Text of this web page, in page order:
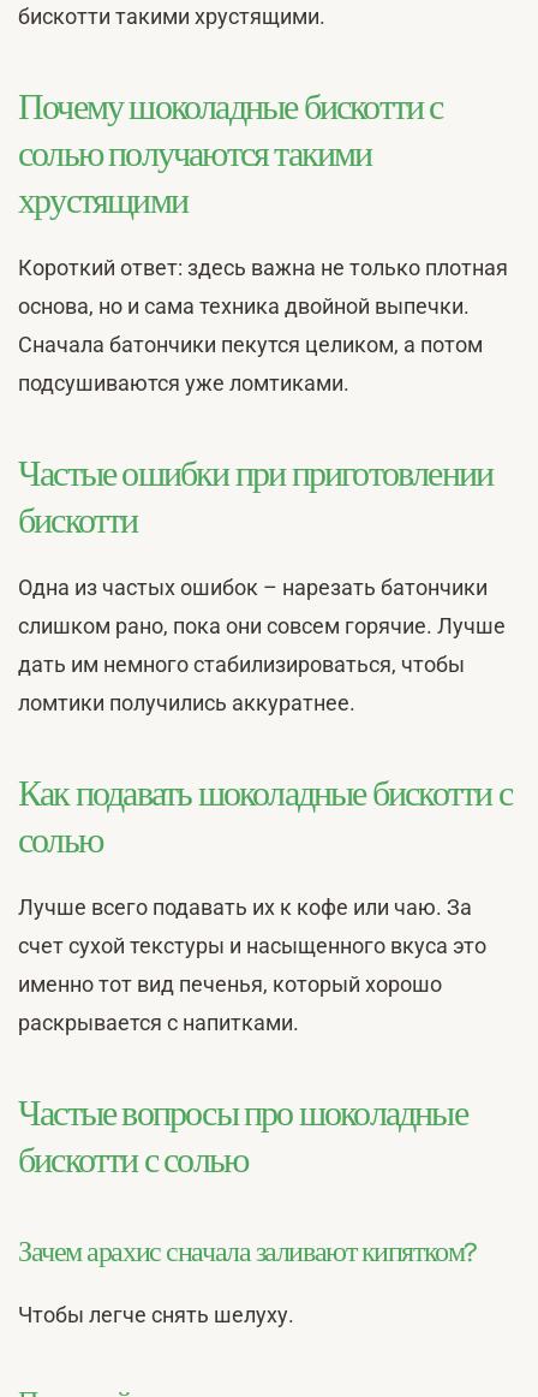
бискотти такими хрустящими.
Почему шоколадные бискотти с
солью получаются такими
хрустящими
Короткий ответ: здесь важна не только плотная
основа, но и сама техника двойной выпечки.
Сначала батончики пекутся целиком, а потом
подсушиваются уже ломтиками.
Частые ошибки при приготовлении
бискотти
Одна из частых ошибок – нарезать батончики
слишком рано, пока они совсем горячие. Лучше
дать им немного стабилизироваться, чтобы
ломтики получились аккуратнее.
Как подавать шоколадные бискотти с
солью
Лучше всего подавать их к кофе или чаю. За
счет сухой текстуры и насыщенного вкуса это
именно тот вид печенья, который хорошо
раскрывается с напитками.
Частые вопросы про шоколадные
бискотти с солью
Зачем арахис сначала заливают кипятком?
Чтобы легче снять шелуху.